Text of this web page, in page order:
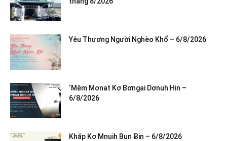
Yêu Thương Người Nghèo Khổ – 6/8/2026
‘Mêm Mơnat Kơ Bơngai Dơnuh Hin –
6/8/2026
Khăp Kơ Mnuih Bun Ƀin – 6/8/2026